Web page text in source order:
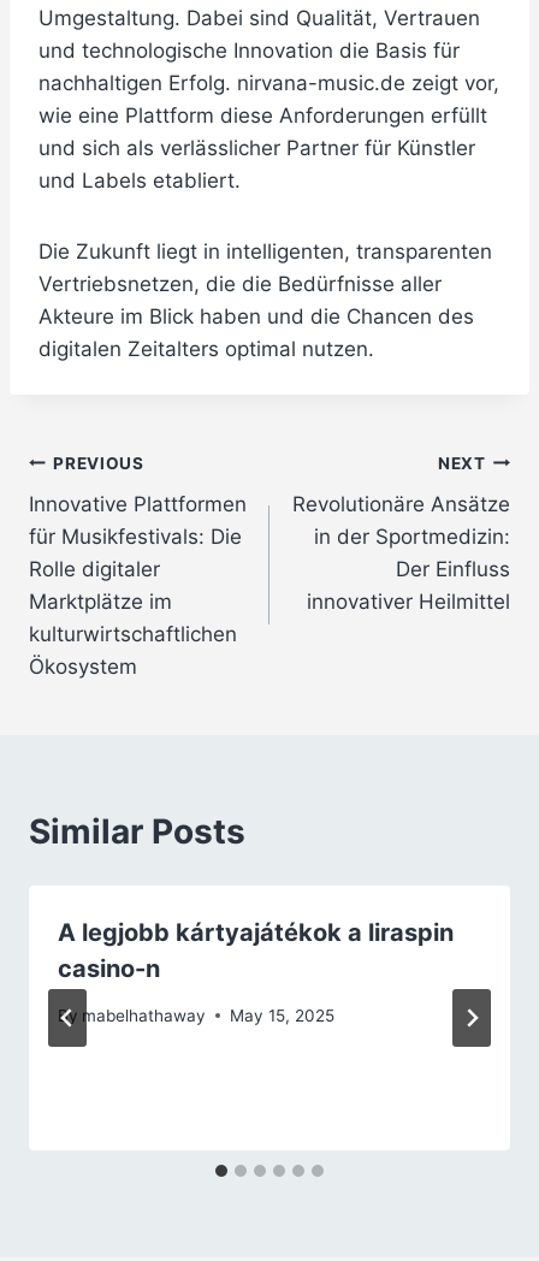
Umgestaltung. Dabei sind Qualität, Vertrauen
und technologische Innovation die Basis für
nachhaltigen Erfolg. nirvana-music.de zeigt vor,
wie eine Plattform diese Anforderungen erfüllt
und sich als verlässlicher Partner für Künstler
und Labels etabliert.
Die Zukunft liegt in intelligenten, transparenten
Vertriebsnetzen, die die Bedürfnisse aller
Akteure im Blick haben und die Chancen des
digitalen Zeitalters optimal nutzen.
Post
navigation
PREVIOUS
Innovative Plattformen
für Musikfestivals: Die
Rolle digitaler
Marktplätze im
kulturwirtschaftlichen
Ökosystem
NEXT
Revolutionäre Ansätze
in der Sportmedizin:
Der Einfluss
innovativer Heilmittel
Similar Posts
A legjobb kártyajátékok a liraspin
casino-n
By mabelhathaway May 15, 2025